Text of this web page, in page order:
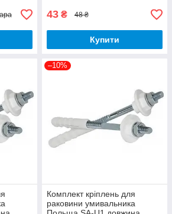
43 ₴ 48 ₴
Купити
–10%
Комплект кріплень для
раковини умивальника